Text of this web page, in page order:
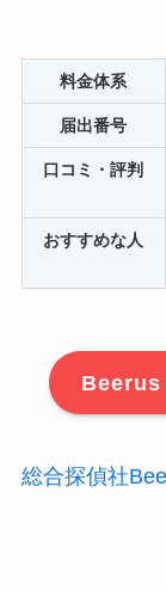
料金体系
届出番号
口コミ・評判
おすすめな人
Beerus
総合探偵社